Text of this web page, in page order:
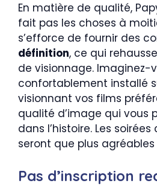
En matière de qualité,
fait pas les choses à
s’efforce de fournir des
définition, ce qui
de visionnage. Imaginez-
confortablement installé
visionnant vos films
qualité d’image qui vous
dans l’histoire. Les soirées
seront que plus
Pas d’inscription